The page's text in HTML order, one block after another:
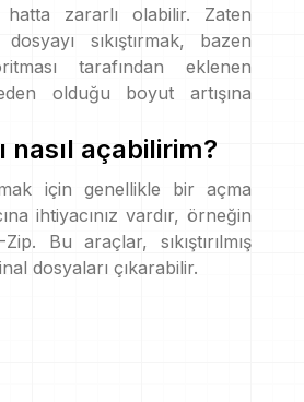
zararlı olabilir. Zaten
dosyayı sıkıştırmak, bazen
tarafından eklenen
olduğu boyut artışına
nasıl açabilirim?
için genellikle bir açma
ihtiyacınız vardır, örneğin
Bu araçlar, sıkıştırılmış
dosyaları çıkarabilir.